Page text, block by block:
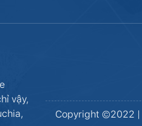
vậy,
Copyright ©2022 |